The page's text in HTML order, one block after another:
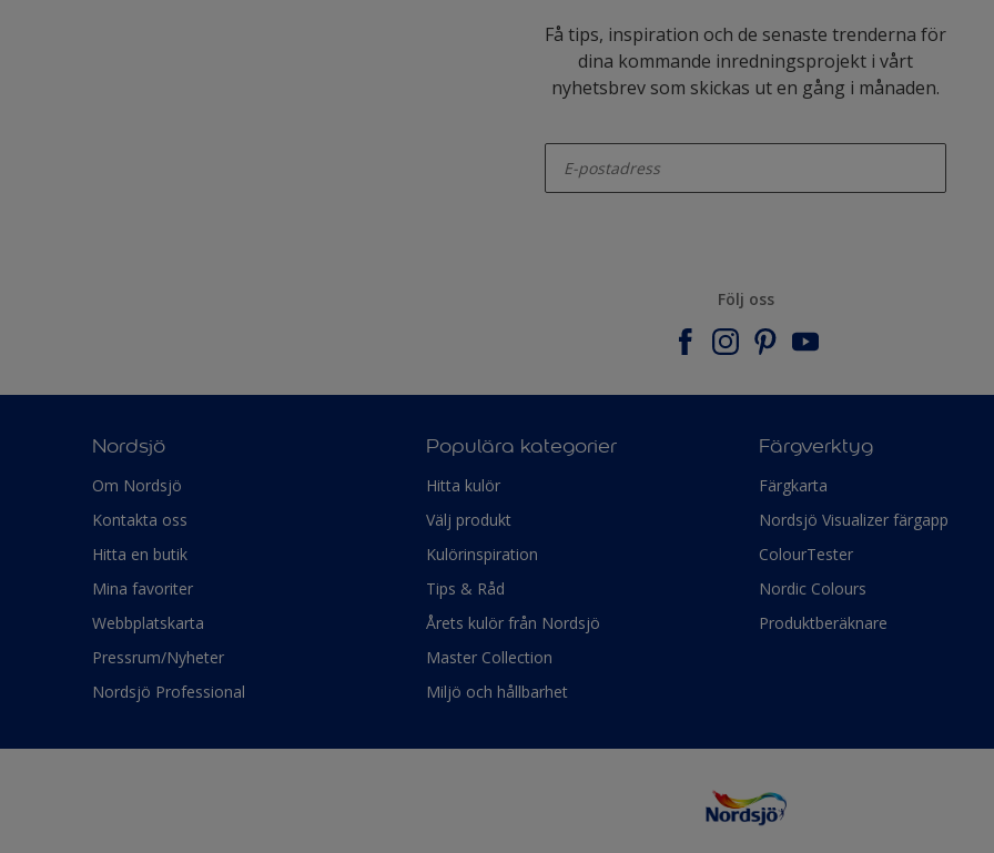
Få tips, inspiration och de senaste trenderna för
dina kommande inredningsprojekt i vårt
nyhetsbrev som skickas ut en gång i månaden.
Följ oss
Nordsjö
Om Nordsjö
Kontakta oss
Hitta en butik
Mina favoriter
Webbplatskarta
Pressrum/Nyheter
Nordsjö Professional
Populära kategorier
Hitta kulör
Välj produkt
Kulörinspiration
Tips & Råd
Årets kulör från Nordsjö
Master Collection
Miljö och hållbarhet
Färgverktyg
Färgkarta
Nordsjö Visualizer färgapp
ColourTester
Nordic Colours
Produktberäknare